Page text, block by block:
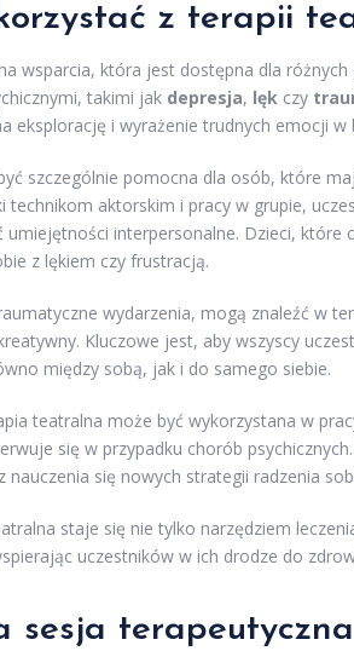
z terapii
wsparcia, która jest dostępna dla
takimi jak depresja, lęk czy
eksplorację i wyrażenie trudnych emocji w
szczególnie pomocna dla osób, które
technikom aktorskim i pracy w grupie,
interpersonalne. Dzieci, które
z lękiem czy frustracją.
wydarzenia, mogą znaleźć w
Kluczowe jest, aby wszyscy
między sobą, jak i do samego siebie.
teatralna może być wykorzystana w
się w przypadku chorób
nauczenia się nowych strategii radzenia
staje się nie tylko narzędziem
uczestników w ich drodze do
sesja